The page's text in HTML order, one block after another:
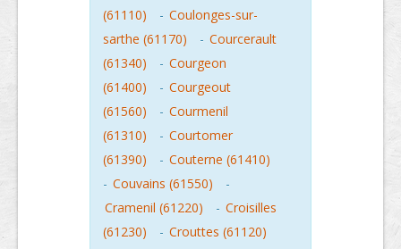
(61110)
- Coulonges-sur-
sarthe (61170)
- Courcerault
(61340)
- Courgeon
(61400)
- Courgeout
(61560)
- Courmenil
(61310)
- Courtomer
(61390)
- Couterne (61410)
- Couvains (61550)
-
Cramenil (61220)
- Croisilles
(61230)
- Crouttes (61120)